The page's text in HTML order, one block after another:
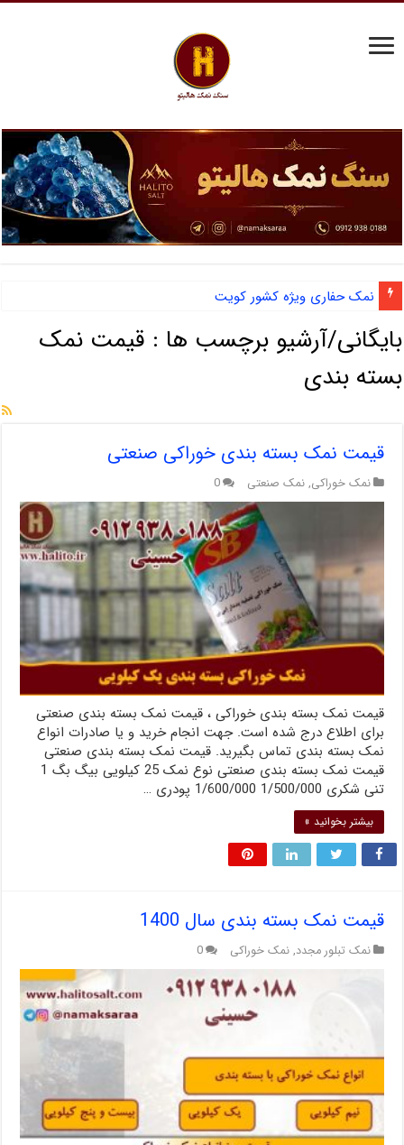
نمک حفاری ویژه کشور کویت
بایگانی/آرشیو برچسب ها : قیمت نمک
بسته بندی
قیمت نمک بسته بندی خوراکی صنعتی
نمک خوراکی, نمک صنعتی 0
قیمت نمک بسته بندی خوراکی ، قیمت نمک بسته بندی صنعتی
برای اطلاع درج شده است. جهت انجام خرید و یا صادرات انواع
نمک بسته بندی تماس بگیرید. قیمت نمک بسته بندی صنعتی
قیمت نمک بسته بندی صنعتی نوع نمک 25 کیلویی بیگ بگ 1
تنی شکری 1/500/000 1/600/000 پودری …
بیشتر بخوانید »
قیمت نمک بسته بندی سال 1400
نمک تبلور مجدد, نمک خوراکی 0